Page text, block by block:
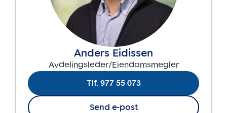
Anders Eidissen
Avdelingsleder/Eiendomsmegler
Tlf. 977 55 073
Send e-post